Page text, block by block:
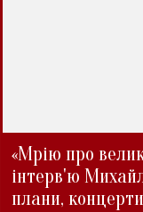
«Мрію про
інтерв'ю
плани,